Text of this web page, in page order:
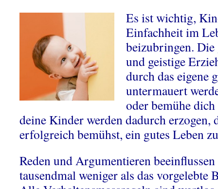
Es ist wichtig,
Einfachheit im
beizubringen. Die
und geistige
durch das eigene
untermauert
oder bemühe
deine Kinder werden dadurch erzogen,
erfolgreich bemühst, ein gutes Leben
Reden und Argumentieren beeinflussen
tausendmal weniger als das vorgelebte